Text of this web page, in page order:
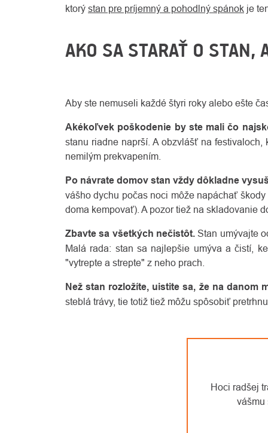
Hoci radšej
vášmu
ktorý stan pre príjemný a pohodlný spánok je
AKO SA STARAŤ O STAN,
Aby ste nemuseli každé štyri roky alebo ešte
Akékoľvek poškodenie by ste mali čo
stanu riadne naprší. A obzvlášť na
nemilým prekvapením.
Po návrate domov stan vždy dôkladne
vášho dychu počas noci môže napáchať
doma kempovať). A pozor tiež na skladovanie
Zbavte sa všetkých nečistôt.Stan umývajte
Malá rada: stan sa najlepšie umýva a čistí,
"vytrepte a strepte" z neho prach.
Než stan rozložíte, uistite sa, že na danom
steblá trávy, tie totiž tiež môžu spôsobiť